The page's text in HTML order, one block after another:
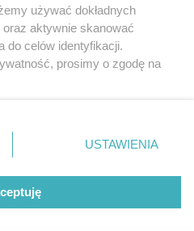
artykułów
realizacji usług. Pozostając na niej,
Więcej informacji w polityce
używać dokładnych
aktywnie skanować
do celów identyfikacji.
prosimy o zgodę na
rogu strony
. Niektóre
nie wymagają zgody
sprzeciwić się takiemu
miały zastosowania tylko
USTAWIENIA